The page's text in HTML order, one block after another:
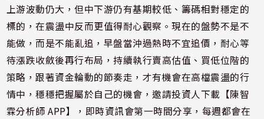
上游波動仍大，但中下游仍有基期較低、籌碼相對穩定的
標的，在震盪中反而更值得耐心觀察。現在的盤勢不是不
能做，而是不能亂追，早盤當沖過熱時不宜追價，耐心等
待漲跌收斂後再行布局，持續執行賣高估值、買低位階的
策略，跟著資金輪動的節奏走，才有機會在高檔震盪的行
情中，穩穩把握屬於自己的機會，邀請投資人下載【陳智
霖分析師 APP】，即時資訊會第一時間分享，每週都會在